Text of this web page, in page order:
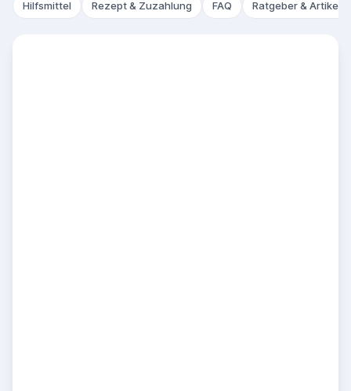
Hilfsmittel Rezept & Zuzahlung FAQ Ratgeber & Artikel